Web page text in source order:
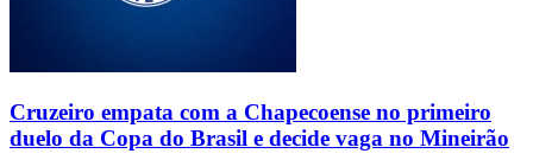
Cruzeiro empata com a Chapecoense no primeiro
duelo da Copa do Brasil e decide vaga no Mineirão